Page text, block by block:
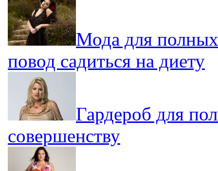
Мода для
повод садиться на диету
Гардероб для
совершенству